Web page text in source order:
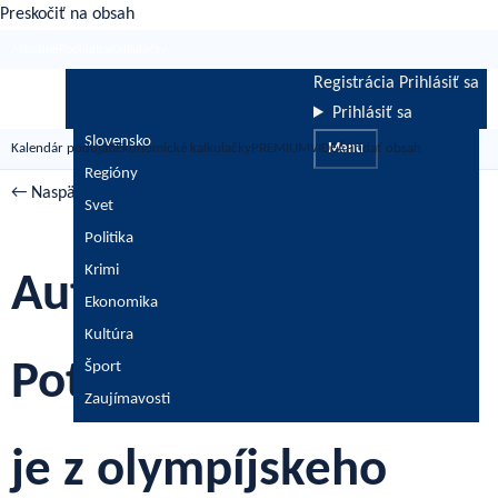
Preskočiť na obsah
Slovensko
Regióny
Svet
Politika
Krimi
Ekonomika
Kultúra
Šport
Zaujímavosti
Registrácia Prihlásiť sa
Prihlásiť sa
Menu
Kalendár podujatíEkonomické kalkulačkyPREMIUMVIDEÁPridať obsah
← Naspäť
Autorka Harryho
Pottera, Rowlingová,
je z olympíjskeho